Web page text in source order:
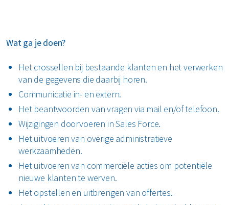
Wat ga je doen?
Het crossellen bij bestaande klanten en het verwerken
van de gegevens die daarbij horen.
Communicatie in- en extern.
Het beantwoorden van vragen via mail en/of telefoon.
Wijzigingen doorvoeren in Sales Force.
Het uitvoeren van overige administratieve
werkzaamheden.
Het uitvoeren van commerciële acties om potentiële
nieuwe klanten te werven.
Het opstellen en uitbrengen van offertes.